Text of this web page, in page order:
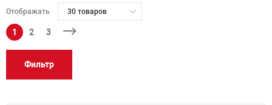
Отображать 30 товаров
1 2 3
Фильтр